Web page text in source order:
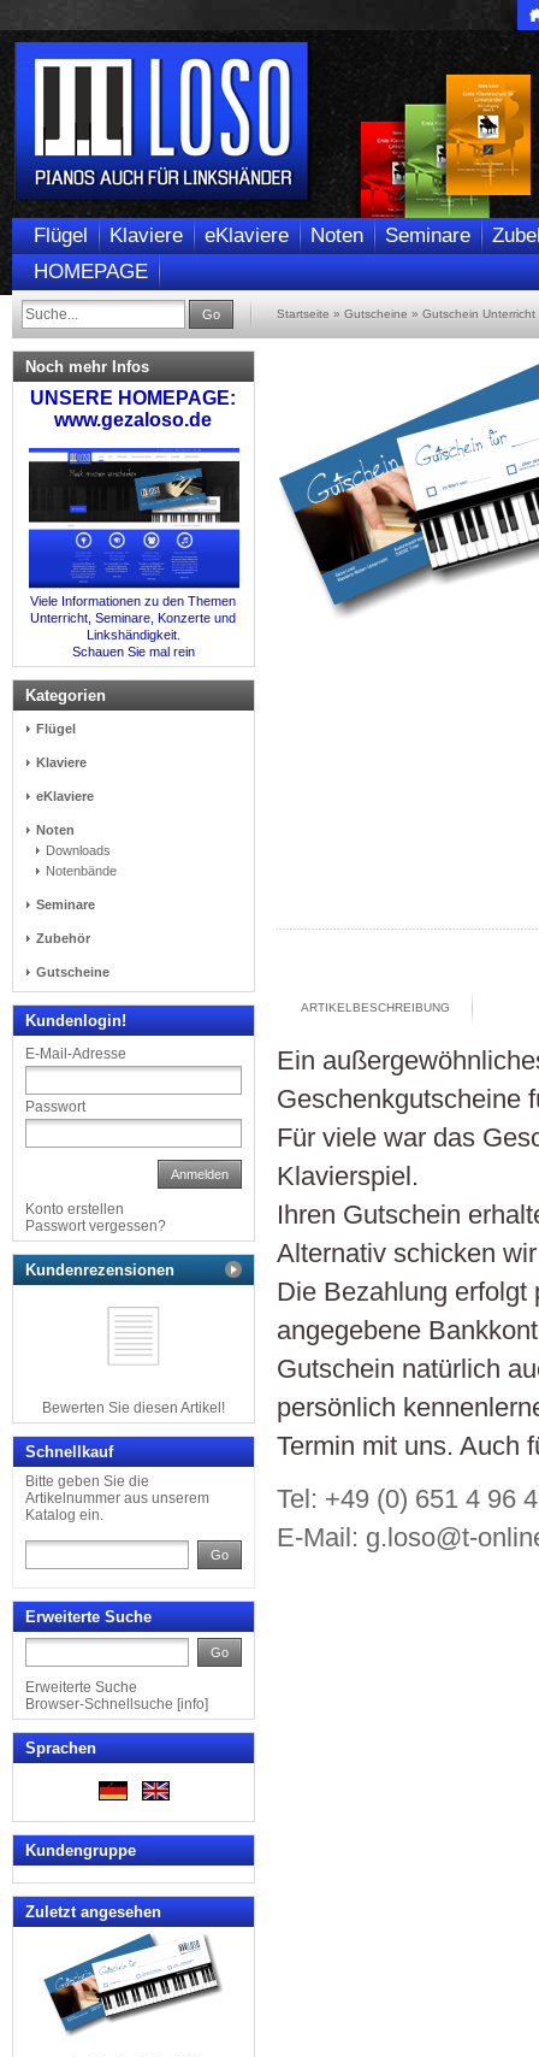
Flügel Klaviere eKlaviere Noten Seminare
HOMEPAGE
Go Startseite » Gutscheine » Gutschein Unterricht
ARTIKELBESCHREIBUNG
Ein
Geschenkgutscheine
Für viele war das
Klavierspiel.
Ihren Gutschein
Alternativ schicken
Die Bezahlung erfolgt
angegebene
Gutschein natürlich
persönlich
Termin mit uns. Auch
Tel: +49 (0) 651 4 96
E-Mail: g.loso@t-
Noch mehr Infos
UNSERE HOMEPAGE:
www.gezaloso.de
Viele Informationen zu den Themen
Unterricht, Seminare, Konzerte und
Linkshändigkeit.
Schauen Sie mal rein
Kategorien
Flügel
Klaviere
eKlaviere
Noten
Downloads
Notenbände
Seminare
Zubehör
Gutscheine
Kundenlogin!
E-Mail-Adresse
Passwort
Anmelden
Konto erstellen
Passwort vergessen?
Kundenrezensionen
Bewerten Sie diesen Artikel!
Schnellkauf
Bitte geben Sie die
Artikelnummer aus unserem
Katalog ein.
Go
Erweiterte Suche
Go
Erweiterte Suche
Browser-Schnellsuche [info]
Sprachen
Kundengruppe
Zuletzt angesehen